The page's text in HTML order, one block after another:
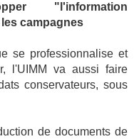
"l'information
campagnes
se professionnalise et
l'UIMM va aussi faire
conservateurs, sous
de documents de